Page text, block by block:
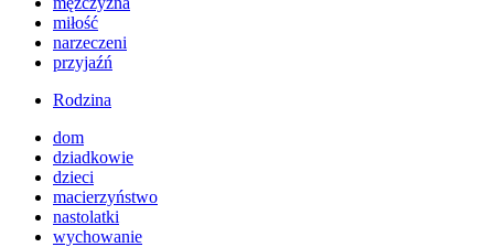
miłość
narzeczeni
przyjaźń
Rodzina
dom
dziadkowie
dzieci
macierzyństwo
nastolatki
wychowanie